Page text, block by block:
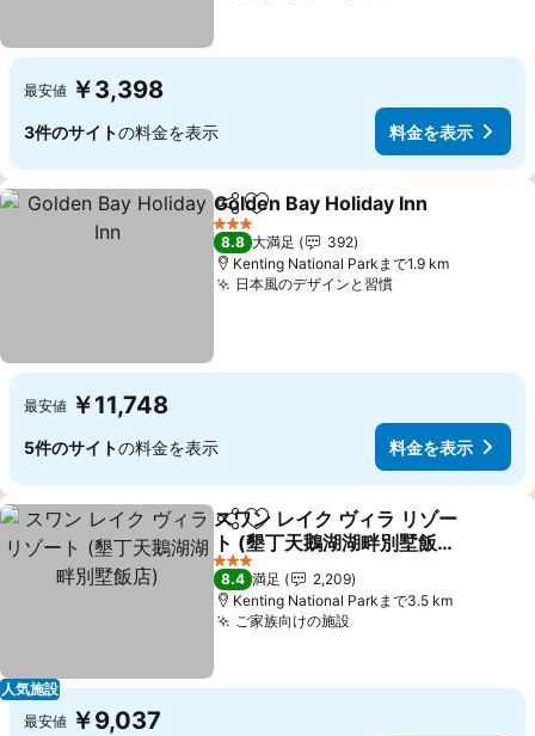
最安値 ￥3,398
3件のサイトの料金を表示 料金を表示
シェアお気に入りに追加
Golden Bay Holiday Inn
3 ホテルのランク
8.8 大満足
392
Kenting National Parkまで1.9 km
日本風のデザインと習慣
最安値 ￥11,748
5件のサイトの料金を表示 料金を表示
人気施設
シェアお気に入りに追加
スワン レイク ヴィラ リゾー
ト (墾丁天鵝湖湖畔別墅飯
店)
3 ホテルのランク
8.4 満足
2,209
Kenting National Parkまで3.5 km
ご家族向けの施設
最安値 ￥9,037